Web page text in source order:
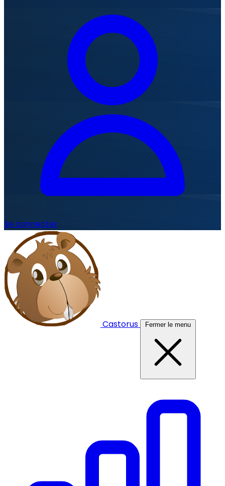
Se connecter
Castorus Fermer le menu